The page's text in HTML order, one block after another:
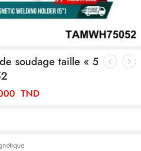
soudage taille « 5
TND